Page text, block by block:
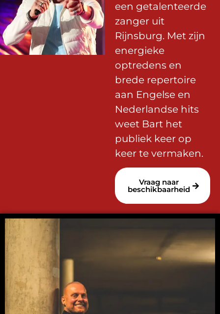
een getalenteerde
zanger uit
Rijnsburg. Met zijn
energieke
optredens en
brede repertoire
aan Engelse en
Nederlandse hits
weet Bart het
publiek keer op
keer te vermaken.
Vraag naar
beschikbaarheid